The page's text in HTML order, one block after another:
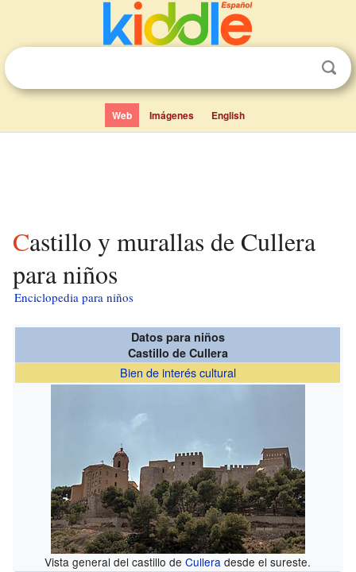
Web Imágenes English
Castillo y murallas de Cullera
para niños
Enciclopedia para niños
Datos para niños
Castillo de Cullera
Bien de interés cultural
Vista general del castillo deCullera desde el sureste.